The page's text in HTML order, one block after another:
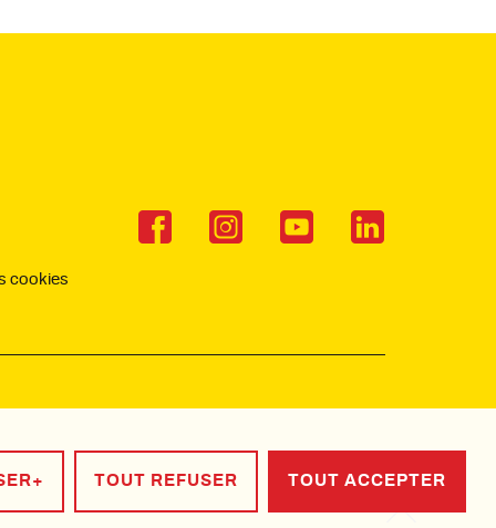
cookies
+ TOUT REFUSER TOUT ACCEPTER